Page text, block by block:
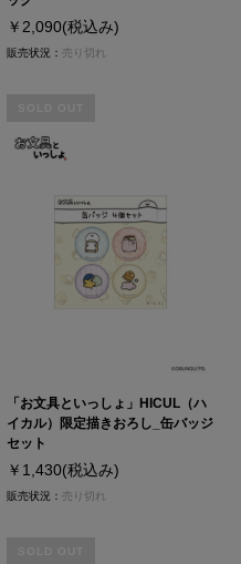
￥2,090(税込み)
販売状況：売り切れ
「お文具といっしょ」HICUL（ハ
イカル）限定描きおろし_缶バッジ
セット
￥1,430(税込み)
販売状況：売り切れ